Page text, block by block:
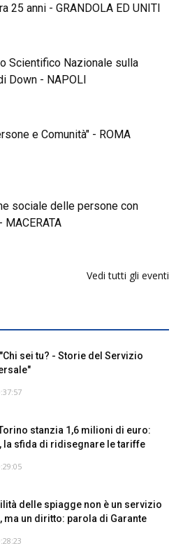
25 anni - GRANDOLA ED UNITI
Scientifico Nazionale sulla
Down - NAPOLI
e Comunità" - ROMA
sociale delle persone con
Vedi tutti gli eventi
sei tu? - Storie del Servizio
stanzia 1,6 milioni di euro:
la sfida di ridisegnare le tariffe
delle spiagge non è un servizio
ma un diritto: parola di Garante